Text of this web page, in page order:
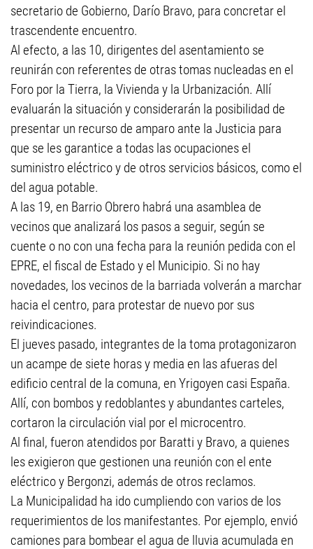
secretario de Gobierno, Darío Bravo, para concretar el
trascendente encuentro.
Al efecto, a las 10, dirigentes del asentamiento se
reunirán con referentes de otras tomas nucleadas en el
Foro por la Tierra, la Vivienda y la Urbanización. Allí
evaluarán la situación y considerarán la posibilidad de
presentar un recurso de amparo ante la Justicia para
que se les garantice a todas las ocupaciones el
suministro eléctrico y de otros servicios básicos, como el
del agua potable.
A las 19, en Barrio Obrero habrá una asamblea de
vecinos que analizará los pasos a seguir, según se
cuente o no con una fecha para la reunión pedida con el
EPRE, el fiscal de Estado y el Municipio. Si no hay
novedades, los vecinos de la barriada volverán a marchar
hacia el centro, para protestar de nuevo por sus
reivindicaciones.
El jueves pasado, integrantes de la toma protagonizaron
un acampe de siete horas y media en las afueras del
edificio central de la comuna, en Yrigoyen casi España.
Allí, con bombos y redoblantes y abundantes carteles,
cortaron la circulación vial por el microcentro.
Al final, fueron atendidos por Baratti y Bravo, a quienes
les exigieron que gestionen una reunión con el ente
eléctrico y Bergonzi, además de otros reclamos.
La Municipalidad ha ido cumpliendo con varios de los
requerimientos de los manifestantes. Por ejemplo, envió
camiones para bombear el agua de lluvia acumulada en